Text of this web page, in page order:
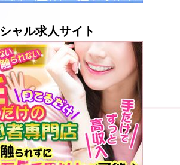
ャル求人サイト